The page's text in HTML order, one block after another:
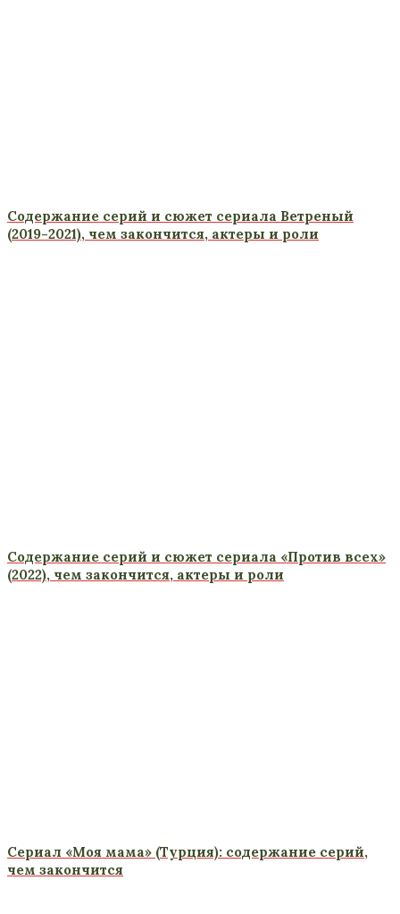
Содержание серий и сюжет сериала Ветреный
(2019-2021), чем закончится, актеры и роли
Содержание серий и сюжет сериала «Против всех»
(2022), чем закончится, актеры и роли
Сериал «Моя мама» (Турция): содержание серий,
чем закончится